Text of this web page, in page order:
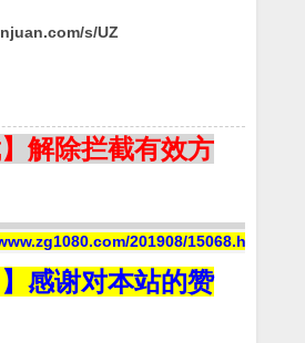
s/UZ
】解除拦截有效方
201908/15068.html
】感谢对本站的赞